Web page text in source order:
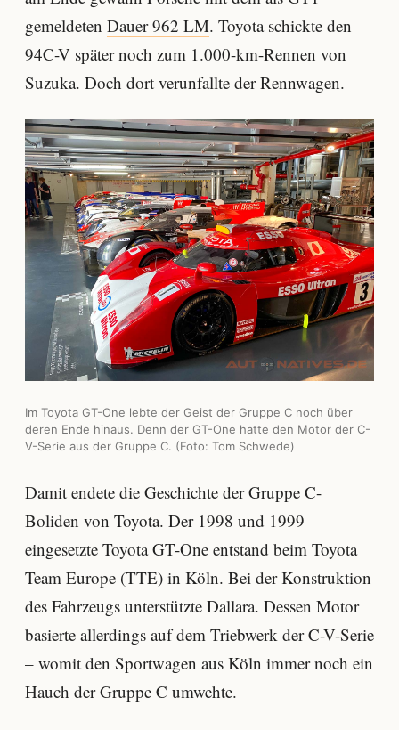
gemeldeten Dauer 962 LM. Toyota schickte den
94C-V später noch zum 1.000-km-Rennen von
Suzuka. Doch dort verunfallte der Rennwagen.
Im Toyota GT-One lebte der Geist der Gruppe C noch über
deren Ende hinaus. Denn der GT-One hatte den Motor der C-
V-Serie aus der Gruppe C. (Foto: Tom Schwede)
Damit endete die Geschichte der Gruppe C-
Boliden von Toyota. Der 1998 und 1999
eingesetzte Toyota GT-One entstand beim Toyota
Team Europe (TTE) in Köln. Bei der Konstruktion
des Fahrzeugs unterstützte Dallara. Dessen Motor
basierte allerdings auf dem Triebwerk der C-V-Serie
– womit den Sportwagen aus Köln immer noch ein
Hauch der Gruppe C umwehte.